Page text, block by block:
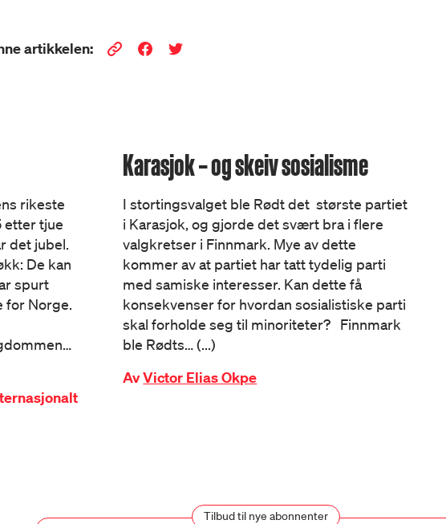
artikkelen:
rikeste
etter tjue
det jubel.
De kan
spurt
for Norge.
Karasjok – og skeiv sosialisme
I stortingsvalget ble Rødt det største partiet
i Karasjok, og gjorde det svært bra i flere
valgkretser i Finnmark. Mye av dette
kommer av at partiet har tatt tydelig parti
med samiske interesser. Kan dette få
konsekvenser for hvordan sosialistiske parti
skal forholde seg til minoriteter? Finnmark
ble Rødts… (...)
AvVictor Elias Okpe
Tilbud til nye abonnenter